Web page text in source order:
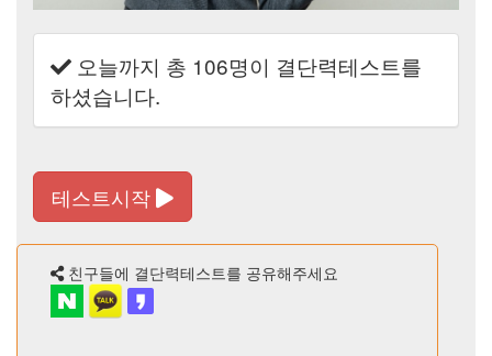
오늘까지 총 106명이 결단력테스트를
하셨습니다.
테스트시작
친구들에 결단력테스트를 공유해주세요